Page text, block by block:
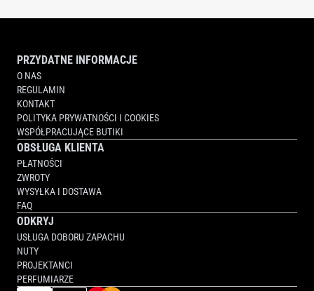
PRZYDATNE INFORMACJE
O NAS
REGULAMIN
KONTAKT
POLITYKA PRYWATNOŚCI I COOKIES
WSPÓŁPRACUJĄCE BUTIKI
OBSŁUGA KLIENTA
PŁATNOŚCI
ZWROTY
WYSYŁKA I DOSTAWA
FAQ
ODKRYJ
USŁUGA DOBORU ZAPACHU
NUTY
PROJEKTANCI
PERFUMIARZE